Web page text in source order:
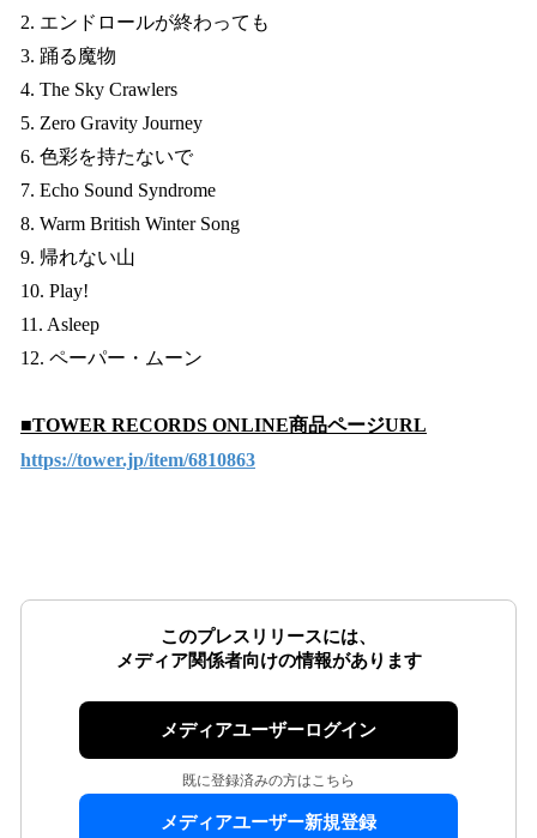
2. エンドロールが終わっても
3. 踊る魔物
4. The Sky Crawlers
5. Zero Gravity Journey
6. 色彩を持たないで
7. Echo Sound Syndrome
8. Warm British Winter Song
9. 帰れない山
10. Play!
11. Asleep
12. ペーパー・ムーン
■TOWER RECORDS ONLINE商品ページURL
https://tower.jp/item/6810863
このプレスリリースには、
メディア関係者向けの情報があります
メディアユーザーログイン
既に登録済みの方はこちら
メディアユーザー新規登録